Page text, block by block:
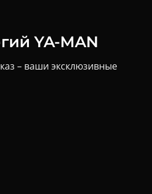
YA-MAN
– ваши эксклюзивные